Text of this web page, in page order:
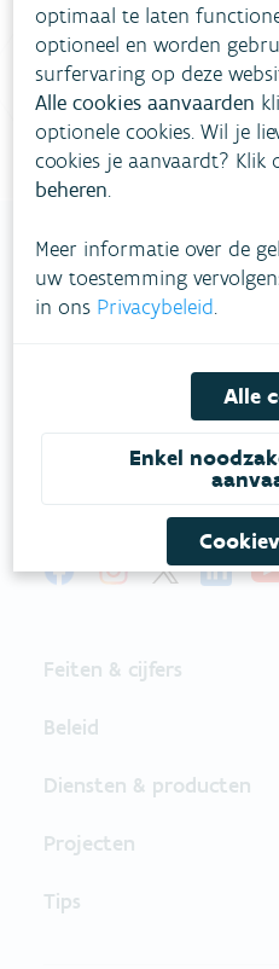
Niet gevonden wat je
contactformulier in.
Bel gratis 1700
VLAAMSE
Onze leefomgeving
Daarvoor zetten we
een duurzaam lucht-,
VOLG VMM OP SOCIALE MEDIA
Feiten & cijfers
Beleid
Diensten & producten
Projecten
Tips
optimaal te laten
optioneel en worden
surfervaring op deze
Alle cookies aanvaarden
optionele cookies. Wil je
cookies je aanvaardt? Klik
beheren.
Meer informatie over de
uw toestemming
in ons Privacybeleid.
Alle
Enkel